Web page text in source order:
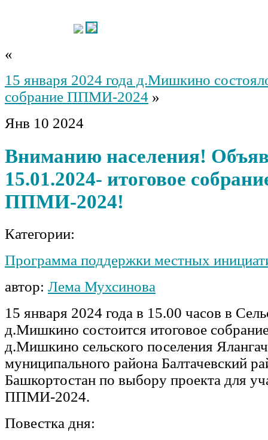
«
15 января 2024 года д.Мишкино
собрание ППМИ-2024 »
Янв 10 2024
Вниманию населения!
15.01.2024- итоговое
ППМИ-2024!
Категории:
Программа поддержки местных
автор: Лема Мухсинова
15 января 2024 года в 15.00 часов в
д.Мишкино состоится итоговое
д.Мишкино сельского поселения
муниципального района Балтачевский
Башкортостан по выбору проекта для
ППМИ-2024.
Повестка дня: